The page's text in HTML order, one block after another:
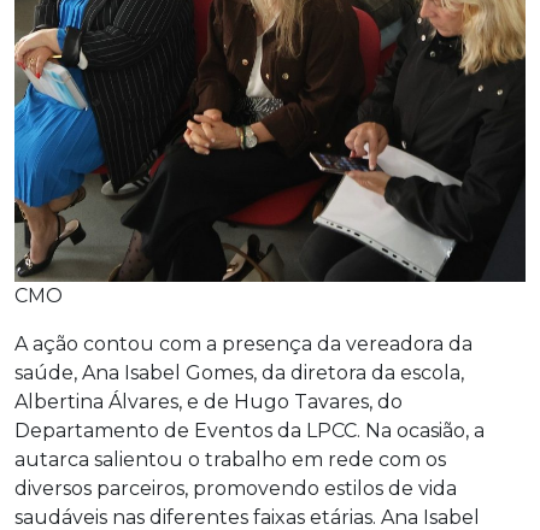
CMO
A ação contou com a presença da vereadora da
saúde, Ana Isabel Gomes, da diretora da escola,
Albertina Álvares, e de Hugo Tavares, do
Departamento de Eventos da LPCC. Na ocasião, a
autarca salientou o trabalho em rede com os
diversos parceiros, promovendo estilos de vida
saudáveis nas diferentes faixas etárias. Ana Isabel